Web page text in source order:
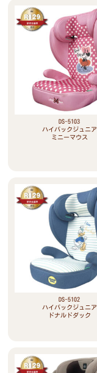
DS-5103
ハイバックジュニア
ミニーマウス
DS-5102
ハイバックジュニア
ドナルドダック